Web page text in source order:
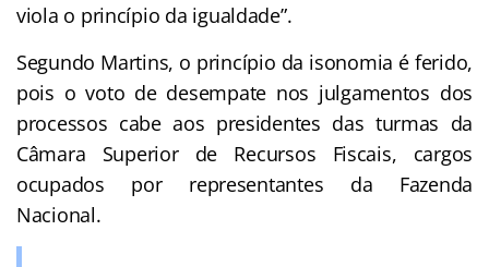
viola o princípio da igualdade”.
Segundo Martins, o princípio da isonomia é ferido,
pois o voto de desempate nos julgamentos dos
processos cabe aos presidentes das turmas da
Câmara Superior de Recursos Fiscais, cargos
ocupados por representantes da Fazenda
Nacional.